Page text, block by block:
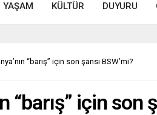
YAŞAM KÜLTÜR DUYURU
“barış” için son şansı BSW’mi?
“barış” için son